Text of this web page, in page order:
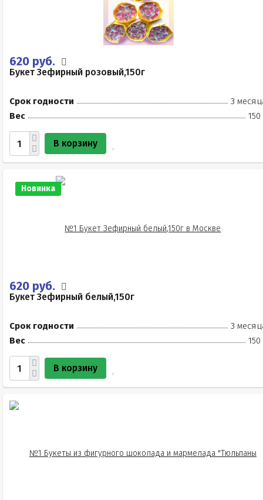
620 руб.
Букет Зефирный розовый,150г
Срок годности
3
Вес
150
В корзину
Новинка
620 руб.
Букет Зефирный белый,150г
Срок годности
3
Вес
150
В корзину